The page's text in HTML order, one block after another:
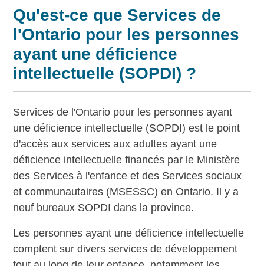
Qu'est-ce que Services de
l'Ontario pour les personnes
ayant une déficience
intellectuelle (SOPDI) ?
Services de l'Ontario pour les personnes ayant
une déficience intellectuelle (SOPDI) est le point
d'accès aux services aux adultes ayant une
déficience intellectuelle financés par le Ministère
des Services à l'enfance et des Services sociaux
et communautaires (MSESSC) en Ontario. Il y a
neuf bureaux SOPDI dans la province.
Les personnes ayant une déficience intellectuelle
comptent sur divers services de développement